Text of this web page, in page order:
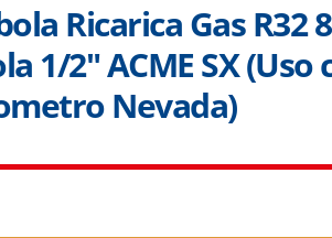
Ricarica Gas R32
1/2″ ACME SX (Uso
Nevada)